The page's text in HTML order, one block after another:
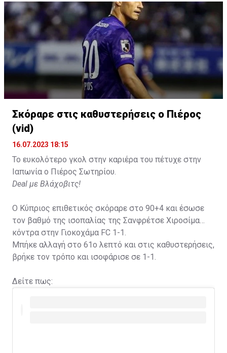
Η δημοσίευση κοινοποιήθηκε από το χρήστη David Beckham
Σκόραρε στις καθυστερήσεις ο Πιέρος
(vid)
16.07.2023 18:15
Το ευκολότερο γκολ στην καριέρα του πέτυχε στην
Ιαπωνία ο Πιέρος Σωτηρίου.
Deal με Βλάχοβιτς!
Ο Κύπριος επιθετικός σκόραρε στο 90+4 και έσωσε
τον βαθμό της ισοπαλίας της Σανφρέτσε Χιροσίμα
κόντρα στην Γιοκοχάμα FC 1-1.
Μπήκε αλλαγή στο 61ο λεπτό και στις καθυστερήσεις,
βρήκε τον τρόπο και ισοφάρισε σε 1-1.
Δείτε πως: